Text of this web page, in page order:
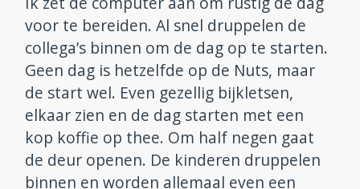
voor te bereiden. Al snel druppelen de
collega’s binnen om de dag op te starten.
Geen dag is hetzelfde op de Nuts, maar
de start wel. Even gezellig bijkletsen,
elkaar zien en de dag starten met een
kop koffie op thee. Om half negen gaat
de deur openen. De kinderen druppelen
binnen en worden allemaal even een